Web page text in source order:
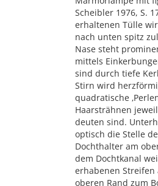
Scheibler 1976, S.
erhaltenen Tülle
nach unten spitz
Nase steht
mittels
sind durch tiefe
Stirn wird
quadratische
Haarsträhnen
deuten sind.
optisch die Stelle
Dochthalter am
dem Dochtkanal
erhabenen Streifen
oberen Rand zum